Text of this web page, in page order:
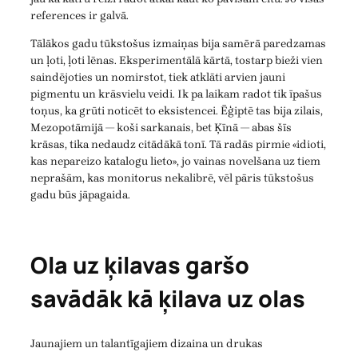
references ir galvā.
Tālākos gadu tūkstošus izmaiņas bija samērā paredzamas
un ļoti, ļoti lēnas. Eksperimentālā kārtā, tostarp bieži vien
saindējoties un nomirstot, tiek atklāti arvien jauni
pigmentu un krāsvielu veidi. Ik pa laikam radot tik īpašus
toņus, ka grūti noticēt to eksistencei. Ēģiptē tas bija zilais,
Mezopotāmijā — koši sarkanais, bet Ķīnā — abas šīs
krāsas, tika nedaudz citādākā tonī. Tā radās pirmie «idioti,
kas nepareizo katalogu lieto», jo vainas novelšana uz tiem
neprašām, kas monitorus nekalibrē, vēl pāris tūkstošus
gadu būs jāpagaida.
Ola uz ķilavas garšo
savādāk kā ķilava uz olas
Jaunajiem un talantīgajiem dizaina un drukas